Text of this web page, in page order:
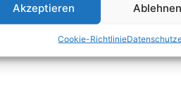
Akzeptieren Ablehnen
Cookie-Richtlinie